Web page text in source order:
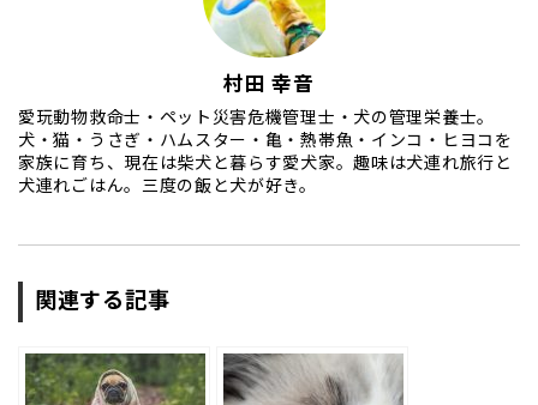
村田 幸音
愛玩動物救命士・ペット災害危機管理士・犬の管理栄養士。
犬・猫・うさぎ・ハムスター・亀・熱帯魚・インコ・ヒヨコを
家族に育ち、現在は柴犬と暮らす愛犬家。趣味は犬連れ旅行と
犬連れごはん。三度の飯と犬が好き。
関連する記事